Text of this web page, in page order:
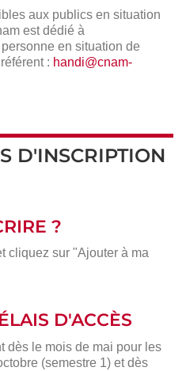
aux publics en situation
est dédié à
en situation de
: handi@cnam-
D'INSCRIPTION
?
cliquez sur "Ajouter à ma
D'ACCÈS
dès le mois de mai pour les
(semestre 1) et dès